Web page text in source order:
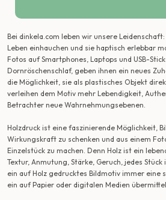
Bei dinkela.com leben wir unsere
Leben einhauchen und sie haptisch erlebbar
Fotos auf Smartphones, Laptops und USB-
Dornröschenschlaf, geben ihnen ein neues
die Möglichkeit, sie als plastisches Objekt
verleihen dem Motiv mehr Lebendigkeit,
Betrachter neue Wahrnehmungsebenen.
Holzdruck ist eine faszinierende Möglichkeit,
Wirkungskraft zu schenken und aus einem
Einzelstück zu machen. Denn Holz ist ein
Textur, Anmutung, Stärke, Geruch, jedes
ein auf Holz gedrucktes Bildmotiv immer eine
ein auf Papier oder digitalen Medien